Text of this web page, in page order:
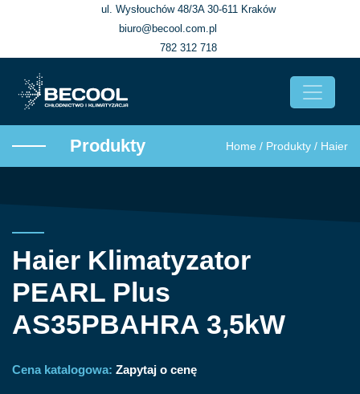
ul. Wysłouchów 48/3A 30-611 Kraków
biuro@becool.com.pl
782 312 718
Produkty Home / Produkty / Haier
Haier Klimatyzator
PEARL Plus
AS35PBAHRA 3,5kW
Cena katalogowa: Zapytaj o cenę